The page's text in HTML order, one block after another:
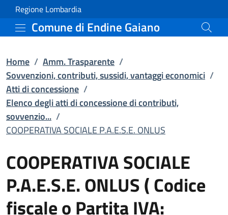
Vai al contenuto principale
COOPERATIVA
Regione Lombardia
Comune di Endine Gaiano
Home / Amm. Trasparente /
Sovvenzioni, contributi, sussidi, vantaggi economici /
Atti di concessione /
Elenco degli atti di concessione di contributi,
sovvenzio... /
COOPERATIVA SOCIALE P.A.E.S.E. ONLUS
COOPERATIVA SOCIALE
P.A.E.S.E. ONLUS( Codice
fiscale o Partita IVA: